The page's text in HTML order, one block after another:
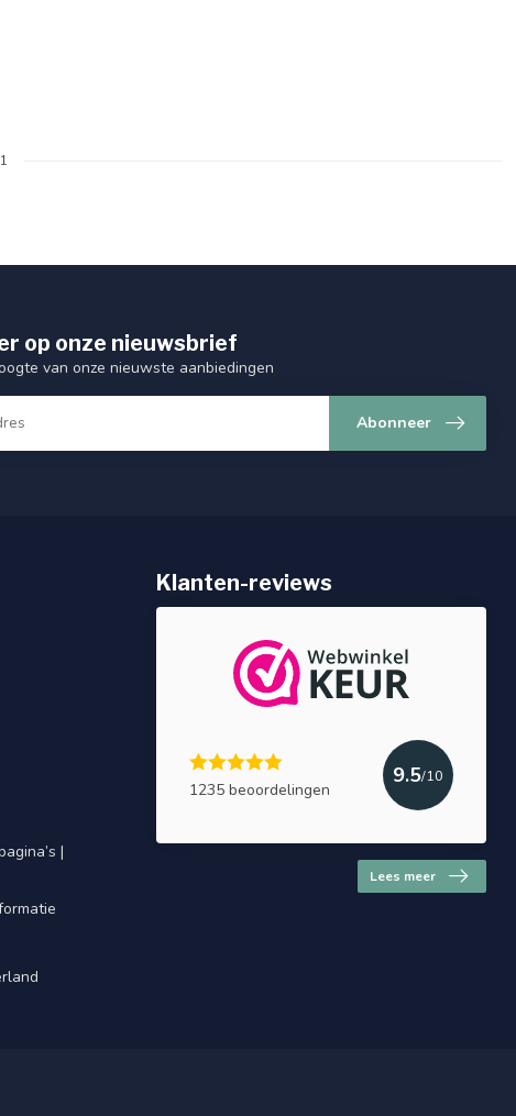
op onze nieuwsbrief
van onze nieuwste aanbiedingen
Abonneer
|
Klanten-reviews
1235 beoordelingen
9.5/10
Lees meer